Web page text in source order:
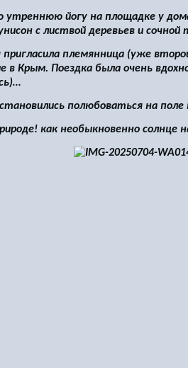
йогу на площадке у
с листвой деревьев и сочной
племянница (уже
в Крым. Поездка была очень
полюбоваться на поле
как необыкновенно солнце